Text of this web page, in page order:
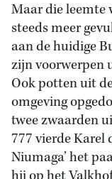
Maar die leemte
steeds meer
aan de huidige
zijn voorwerpen
Ook potten uit
omgeving
twee zwaarden
777 vierde Karel
Niumaga’ het